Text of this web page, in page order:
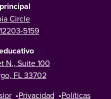
Circle
5159
N., Suite 100
FL 33702
•Privacidad •Políticas